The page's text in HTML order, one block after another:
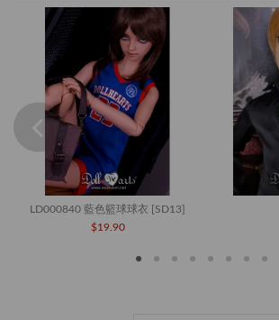
LD000840 藍色籃球球衣 [SD13]
$19.90